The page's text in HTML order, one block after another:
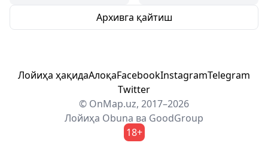
Архивга қайтиш
Лойиҳа ҳақидаАлоқаFacebookInstagramTelegram
Twitter
© OnMap.uz, 2017–2026
Лойиҳа Obuna ва GoodGroup
18+